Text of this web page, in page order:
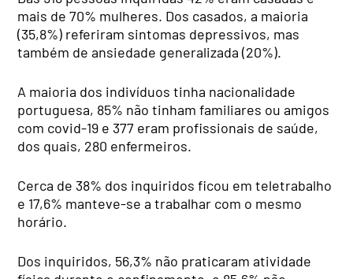
mais de 70% mulheres. Dos casados, a maioria
(35,8%) referiram sintomas depressivos, mas
também de ansiedade generalizada (20%).
A maioria dos indivíduos tinha nacionalidade
portuguesa, 85% não tinham familiares ou amigos
com covid-19 e 377 eram profissionais de saúde,
dos quais, 280 enfermeiros.
Cerca de 38% dos inquiridos ficou em teletrabalho
e 17,6% manteve-se a trabalhar com o mesmo
horário.
Dos inquiridos, 56,3% não praticaram atividade